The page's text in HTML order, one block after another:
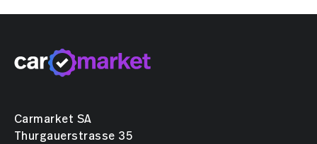
Carmarket SA
Thurgauerstrasse 35